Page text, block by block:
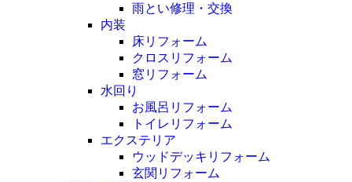
雨とい修理・交換
内装
床リフォーム
クロスリフォーム
窓リフォーム
水回り
お風呂リフォーム
トイレリフォーム
エクステリア
ウッドデッキリフォーム
玄関リフォーム